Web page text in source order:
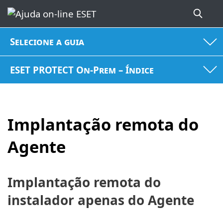
Selecione a guia
ESET PROTECT On-Prem – Índice
Implantação remota do
Agente
Implantação remota do
instalador apenas do Agente